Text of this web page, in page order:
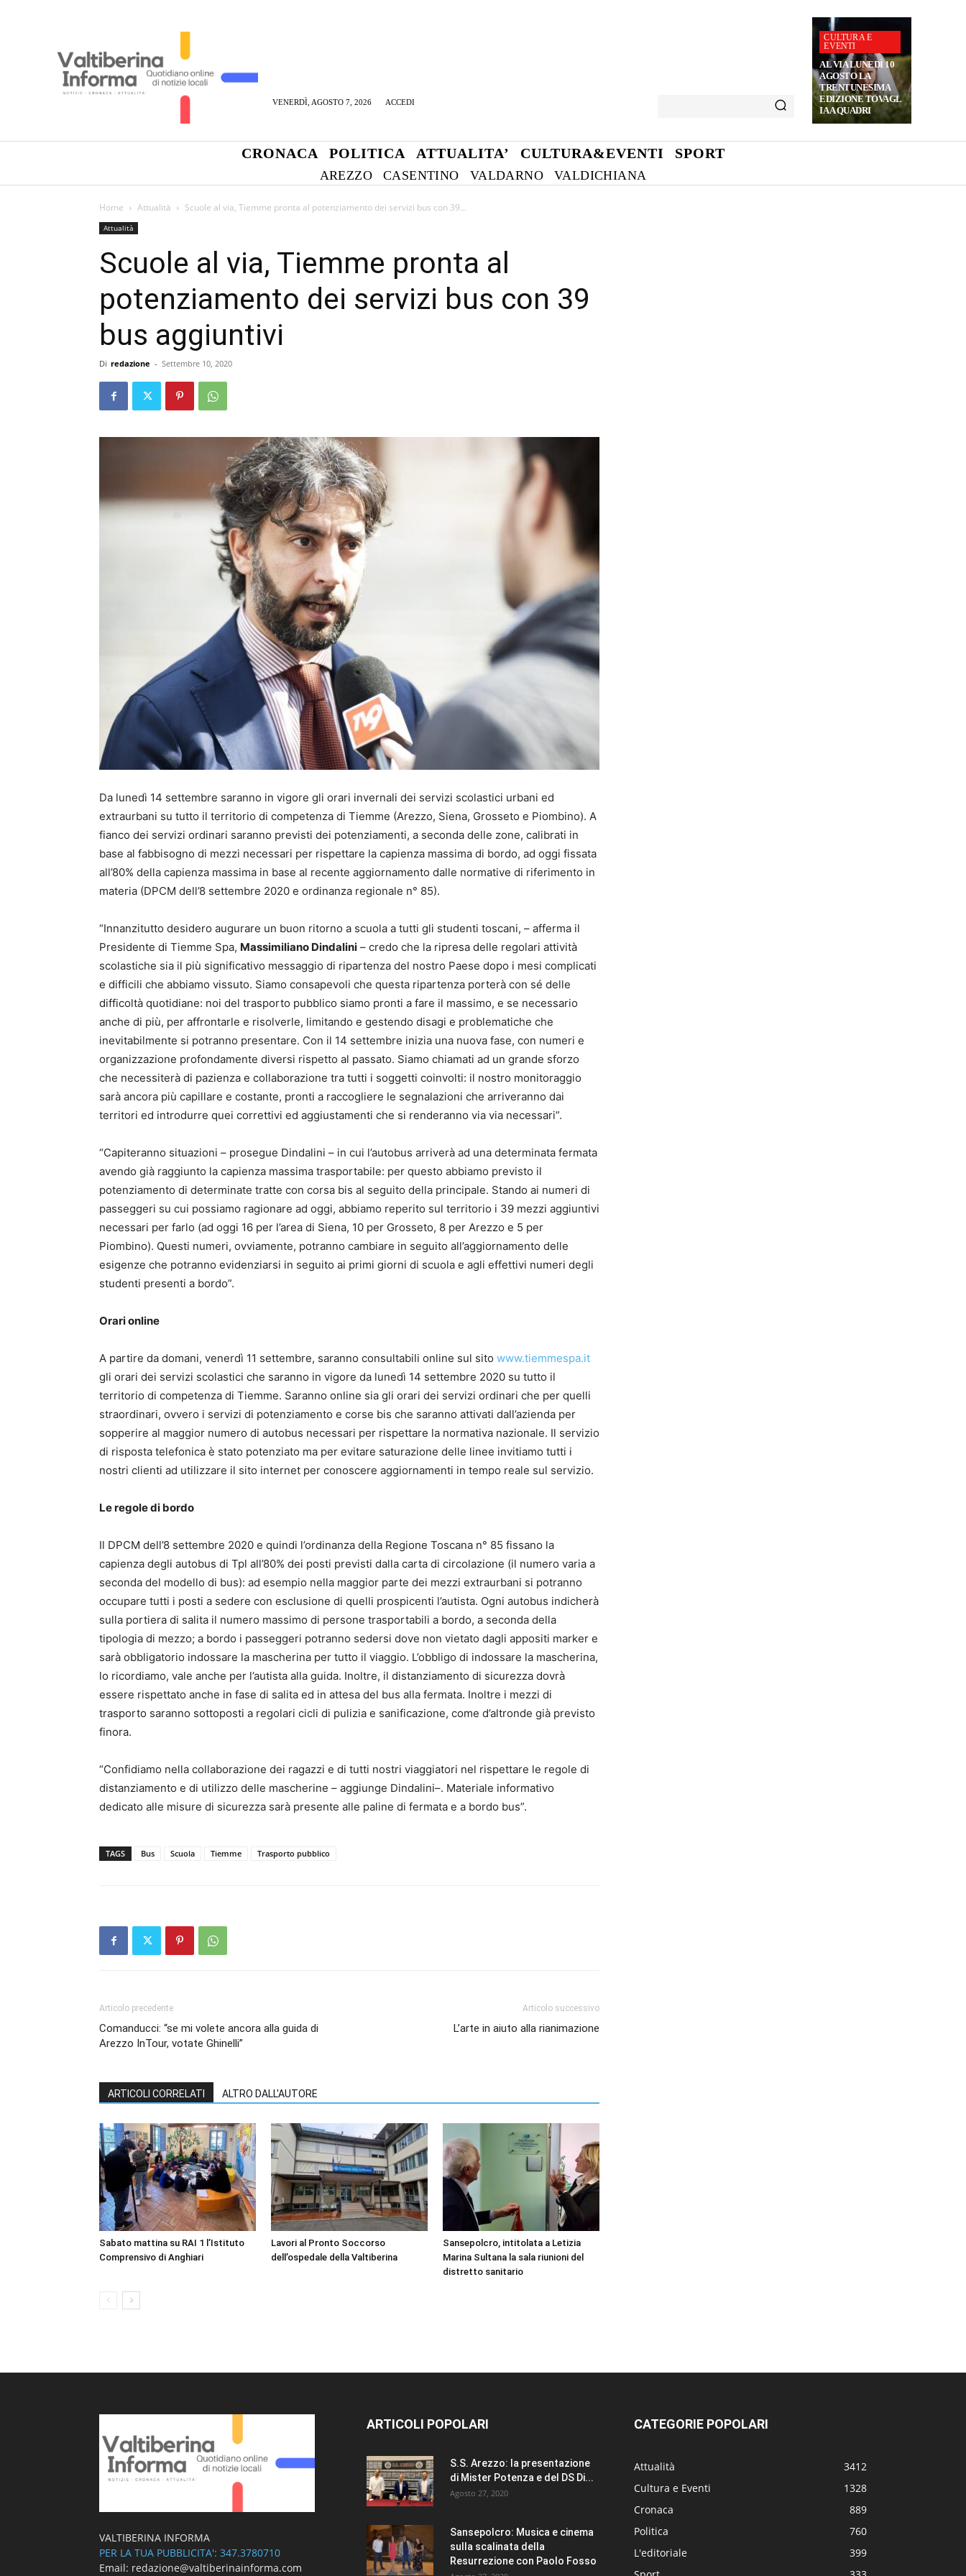
VENERDÌ, AGOSTO 7, 2026 ACCEDI
CULTURA E
EVENTI
AL VIA LUNEDÌ 10
AGOSTO LA
TRENTUNESIMA
EDIZIONE TOVAGL
IA A QUADRI
CRONACA POLITICA ATTUALITA’ CULTURA&EVENTI SPORT
AREZZO CASENTINO VALDARNO VALDICHIANA
Home Attualità Scuole al via, Tiemme pronta al potenziamento dei servizi bus con 39...
Attualità
Scuole al via, Tiemme pronta al
potenziamento dei servizi bus con 39
bus aggiuntivi
Di redazione - Settembre 10, 2020
Da lunedì 14 settembre saranno in vigore gli orari invernali dei servizi scolastici urbani ed
extraurbani su tutto il territorio di competenza di Tiemme (Arezzo, Siena, Grosseto e Piombino). A
fianco dei servizi ordinari saranno previsti dei potenziamenti, a seconda delle zone, calibrati in
base al fabbisogno di mezzi necessari per rispettare la capienza massima di bordo, ad oggi fissata
all’80% della capienza massima in base al recente aggiornamento dalle normative di riferimento in
materia (DPCM dell’8 settembre 2020 e ordinanza regionale n° 85).
“Innanzitutto desidero augurare un buon ritorno a scuola a tutti gli studenti toscani, – afferma il
Presidente di Tiemme Spa, Massimiliano Dindalini – credo che la ripresa delle regolari attività
scolastiche sia il più significativo messaggio di ripartenza del nostro Paese dopo i mesi complicati
e difficili che abbiamo vissuto. Siamo consapevoli che questa ripartenza porterà con sé delle
difficoltà quotidiane: noi del trasporto pubblico siamo pronti a fare il massimo, e se necessario
anche di più, per affrontarle e risolverle, limitando e gestendo disagi e problematiche che
inevitabilmente si potranno presentare. Con il 14 settembre inizia una nuova fase, con numeri e
organizzazione profondamente diversi rispetto al passato. Siamo chiamati ad un grande sforzo
che necessiterà di pazienza e collaborazione tra tutti i soggetti coinvolti: il nostro monitoraggio
sarà ancora più capillare e costante, pronti a raccogliere le segnalazioni che arriveranno dai
territori ed introdurre quei correttivi ed aggiustamenti che si renderanno via via necessari”.
“Capiteranno situazioni – prosegue Dindalini – in cui l’autobus arriverà ad una determinata fermata
avendo già raggiunto la capienza massima trasportabile: per questo abbiamo previsto il
potenziamento di determinate tratte con corsa bis al seguito della principale. Stando ai numeri di
passeggeri su cui possiamo ragionare ad oggi, abbiamo reperito sul territorio i 39 mezzi aggiuntivi
necessari per farlo (ad oggi 16 per l’area di Siena, 10 per Grosseto, 8 per Arezzo e 5 per
Piombino). Questi numeri, ovviamente, potranno cambiare in seguito all’aggiornamento delle
esigenze che potranno evidenziarsi in seguito ai primi giorni di scuola e agli effettivi numeri degli
studenti presenti a bordo”.
Orari online
A partire da domani, venerdì 11 settembre, saranno consultabili online sul sito www.tiemmespa.it
gli orari dei servizi scolastici che saranno in vigore da lunedì 14 settembre 2020 su tutto il
territorio di competenza di Tiemme. Saranno online sia gli orari dei servizi ordinari che per quelli
straordinari, ovvero i servizi di potenziamento e corse bis che saranno attivati dall’azienda per
sopperire al maggior numero di autobus necessari per rispettare la normativa nazionale. Il servizio
di risposta telefonica è stato potenziato ma per evitare saturazione delle linee invitiamo tutti i
nostri clienti ad utilizzare il sito internet per conoscere aggiornamenti in tempo reale sul servizio.
Le regole di bordo
Il DPCM dell’8 settembre 2020 e quindi l’ordinanza della Regione Toscana n° 85 fissano la
capienza degli autobus di Tpl all’80% dei posti previsti dalla carta di circolazione (il numero varia a
seconda del modello di bus): ad esempio nella maggior parte dei mezzi extraurbani si potranno
occupare tutti i posti a sedere con esclusione di quelli prospicenti l’autista. Ogni autobus indicherà
sulla portiera di salita il numero massimo di persone trasportabili a bordo, a seconda della
tipologia di mezzo; a bordo i passeggeri potranno sedersi dove non vietato dagli appositi marker e
sarà obbligatorio indossare la mascherina per tutto il viaggio. L’obbligo di indossare la mascherina,
lo ricordiamo, vale anche per l’autista alla guida. Inoltre, il distanziamento di sicurezza dovrà
essere rispettato anche in fase di salita ed in attesa del bus alla fermata. Inoltre i mezzi di
trasporto saranno sottoposti a regolari cicli di pulizia e sanificazione, come d’altronde già previsto
finora.
“Confidiamo nella collaborazione dei ragazzi e di tutti nostri viaggiatori nel rispettare le regole di
distanziamento e di utilizzo delle mascherine – aggiunge Dindalini–. Materiale informativo
dedicato alle misure di sicurezza sarà presente alle paline di fermata e a bordo bus”.
TAGS Bus Scuola Tiemme Trasporto pubblico
Articolo precedente
Comanducci: “se mi volete ancora alla guida di
Arezzo InTour, votate Ghinelli”
Articolo successivo
L’arte in aiuto alla rianimazione
ARTICOLI CORRELATI ALTRO DALL'AUTORE
Sabato mattina su RAI 1 l’Istituto
Comprensivo di Anghiari
Lavori al Pronto Soccorso
dell’ospedale della Valtiberina
Sansepolcro, intitolata a Letizia
Marina Sultana la sala riunioni del
distretto sanitario
VALTIBERINA INFORMA
PER LA TUA PUBBLICITA': 347.3780710
Email: redazione@valtiberinainforma.com
ARTICOLI POPOLARI
S.S. Arezzo: la presentazione
di Mister Potenza e del DS Di...
Agosto 27, 2020
Sansepolcro: Musica e cinema
sulla scalinata della
Resurrezione con Paolo Fosso
CATEGORIE POPOLARI
Attualità
3412
Cultura e Eventi
1328
Cronaca
889
Politica
760
L'editoriale
399